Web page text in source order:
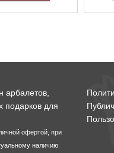
арбалетов,
подарков для
офертой, при
наличию